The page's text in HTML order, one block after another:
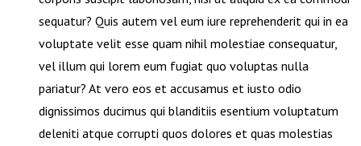
sequatur? Quis autem vel eum iure reprehenderit qui in ea
voluptate velit esse quam nihil molestiae consequatur,
vel illum qui lorem eum fugiat quo voluptas nulla
pariatur? At vero eos et accusamus et iusto odio
dignissimos ducimus qui blanditiis esentium voluptatum
deleniti atque corrupti quos dolores et quas molestias